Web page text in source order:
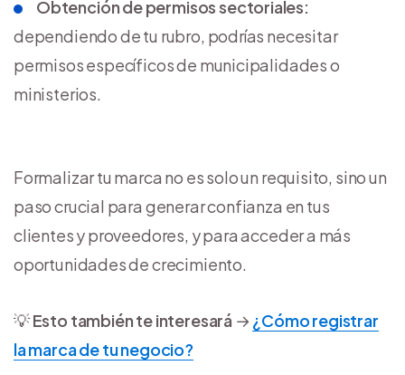
Obtención de permisos sectoriales:
dependiendo de tu rubro, podrías necesitar
permisos específicos de municipalidades o
ministerios.
Formalizar tu marca no es solo un requisito, sino un
paso crucial para generar confianza en tus
clientes y proveedores, y para acceder a más
oportunidades de crecimiento.
💡Esto también te interesará →¿Cómo registrar
la marca de tu negocio?